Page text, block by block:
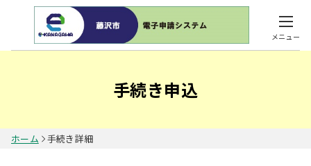
メニュー
手続き申込
ホーム 手続き詳細